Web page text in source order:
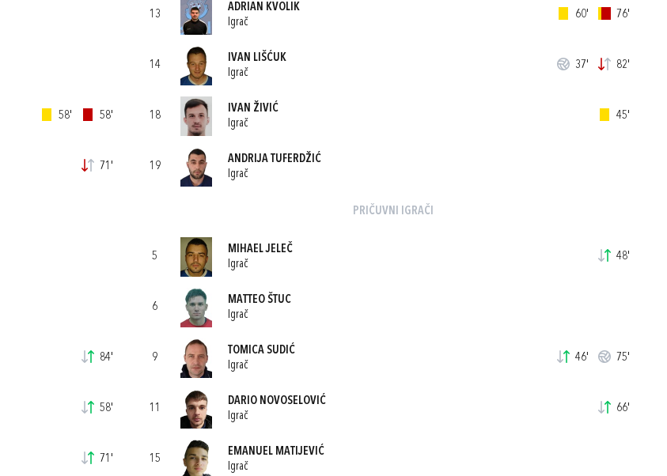
58' 58'
71'
84'
58'
71'
13
ADRIAN KVOLIK
Igrač
60' 76'
14
IVAN LIŠĆUK
Igrač
37' 82'
18
IVAN ŽIVIĆ
Igrač
45'
19
ANDRIJA TUFERDŽIĆ
Igrač
PRIČUVNI IGRAČI
5
MIHAEL JELEČ
Igrač
48'
6
MATTEO ŠTUC
Igrač
9
TOMICA SUDIĆ
Igrač
46' 75'
11
DARIO NOVOSELOVIĆ
Igrač
66'
15
EMANUEL MATIJEVIĆ
Igrač